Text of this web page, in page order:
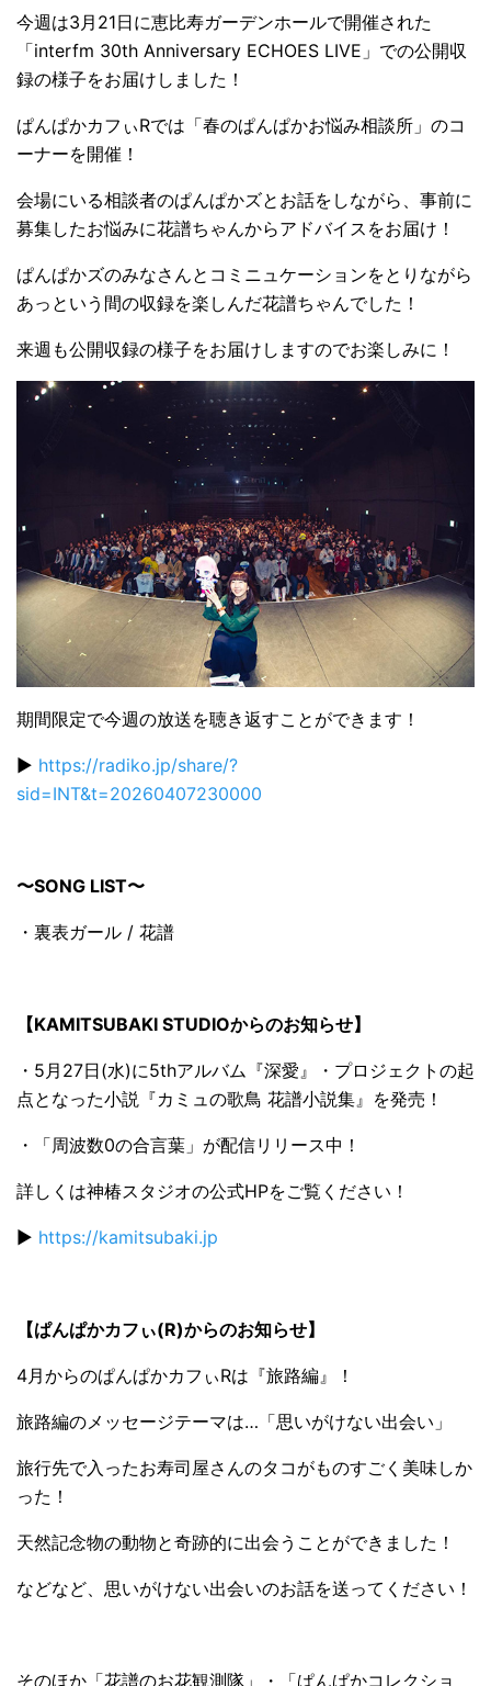
今週は3⽉21⽇に恵⽐寿ガーデンホールで開催された
「interfm 30th Anniversary ECHOES LIVE」での公開収
録の様子をお届けしました！
ぱんぱかカフぃRでは「春のぱんぱかお悩み相談所」のコ
ーナーを開催！
会場にいる相談者のぱんぱかズとお話をしながら、事前に
募集したお悩みに花譜ちゃんからアドバイスをお届け！
ぱんぱかズのみなさんとコミニュケーションをとりながら
あっという間の収録を楽しんだ花譜ちゃんでした！
来週も公開収録の様子をお届けしますのでお楽しみに！
期間限定で今週の放送を聴き返すことができます！
▶️ https://radiko.jp/share/?
sid=INT&t=20260407230000
〜SONG LIST〜
・裏表ガール / 花譜
【KAMITSUBAKI STUDIOからのお知らせ】
・5月27日(水)に5thアルバム『深愛』・プロジェクトの起
点となった小説『カミュの歌鳥 花譜小説集』を発売！
・「周波数0の合言葉」が配信リリース中！
詳しくは神椿スタジオの公式HPをご覧ください！
▶️ https://kamitsubaki.jp
【ぱんぱかカフぃ(R)からのお知らせ】
4月からのぱんぱかカフぃRは『旅路編』！
旅路編のメッセージテーマは…「思いがけない出会い」
旅行先で入ったお寿司屋さんのタコがものすごく美味しか
った！
天然記念物の動物と奇跡的に出会うことができました！
などなど、思いがけない出会いのお話を送ってください！
そのほか「花譜のお花観測隊」・「ぱんぱかコレクショ